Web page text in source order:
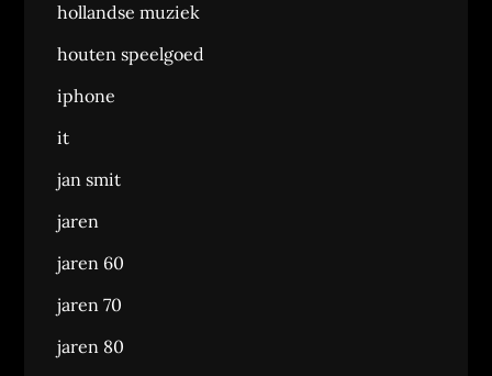
hollandse muziek
houten speelgoed
iphone
it
jan smit
jaren
jaren 60
jaren 70
jaren 80